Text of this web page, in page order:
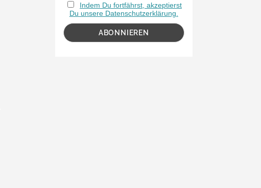
Indem Du fortfährst, akzeptierst
Du unsere Datenschutzerklärung.